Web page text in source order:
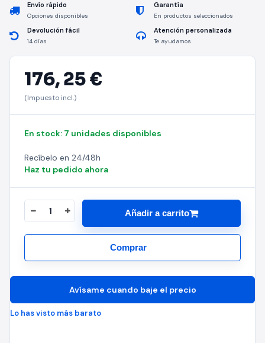
Envío rápido
Opciones disponibles
Garantía
En productos seleccionados
Devolución fácil
14 días
Atención personalizada
Te ayudamos
176,25 €
(Impuesto incl.)
En stock: 7 unidades disponibles
Recíbelo en 24/48h
Haz tu pedido ahora
Añadir a carrito
Comprar
Avísame cuando baje el precio
Lo has visto más barato